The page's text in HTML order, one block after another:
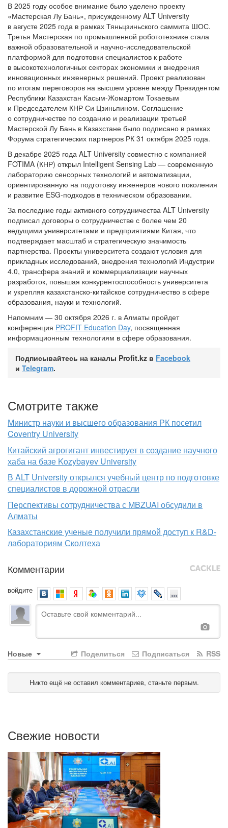
В 2025 году особое внимание было уделено проекту
«Мастерская Лу Бань», присужденному ALT University
в августе 2025 года в рамках Тяньцзиньского саммита ШОС.
Третья Мастерская по промышленной робототехнике стала
важной образовательной и научно-исследовательской
платформой для подготовки специалистов к работе
в высокотехнологичных секторах экономики и внедрения
инновационных инженерных решений. Проект реализован
по итогам переговоров на высшем уровне между Президентом
Республики Казахстан Касым-Жомартом Токаевым
и Председателем КНР Си Цзиньпином. Соглашение
о сотрудничестве по созданию и реализации третьей
Мастерской Лу Бань в Казахстане было подписано в рамках
Форума стратегических партнеров РК 31 октября 2025 года.
В декабре 2025 года ALT University совместно с компанией
FOTIMA (КНР) открыл Intelligent Sensing Lab — современную
лабораторию сенсорных технологий и автоматизации,
ориентированную на подготовку инженеров нового поколения
и развитие ESG-подходов в техническом образовании.
За последние годы активного сотрудничества ALT University
подписал договоры о сотрудничестве с более чем 20
ведущими университетами и предприятиями Китая, что
подтверждает масштаб и стратегическую значимость
партнерства. Проекты университета создают условия для
прикладных исследований, внедрения технологий Индустрии
4.0, трансфера знаний и коммерциализации научных
разработок, повышая конкурентоспособность университета
и укрепляя казахстанско-китайское сотрудничество в сфере
образования, науки и технологий.
Напомним — 30 октября 2026 г. в Алматы пройдет
конференция PROFIT Education Day, посвященная
информационным технологиям в сфере образования.
Подписывайтесь на каналы Profit.kz в Facebook
и Telegram.
Смотрите также
Министр науки и высшего образования РК посетил
Coventry University
Китайский агрогигант инвестирует в создание научного
хаба на базе Kozybayev University
В ALT University открылся учебный центр по подготовке
специалистов в дорожной отрасли
Перспективы сотрудничества с MBZUAI обсудили в
Алматы
Казахстанские ученые получили прямой доступ к R&D-
лабораториям Сколтеха
Комментарии
войдите
Новые RSS
Подписаться
Поделиться
Никто ещё не оставил комментариев, станьте первым.
Свежие новости